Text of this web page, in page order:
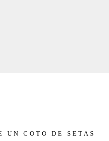
UN COTO DE SETAS